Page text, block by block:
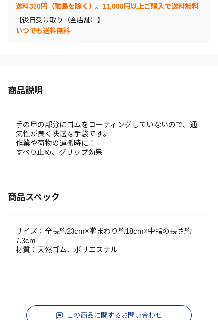
送料330円（離島を除く）。11,000円以上ご購入で送料無料
【後日受け取り（全店舗）】
いつでも送料無料
商品説明
手の甲の部分にゴムをコーティングしていないので、通
気性が良く快適な手袋です。
作業や荷物の運搬時に！
すべり止め、グリップ効果
商品スペック
サイズ：全長約23cm×掌まわり約18cm×中指の長さ約
7.3cm
材質：天然ゴム、ポリエステル
この商品に関するお問い合わせ